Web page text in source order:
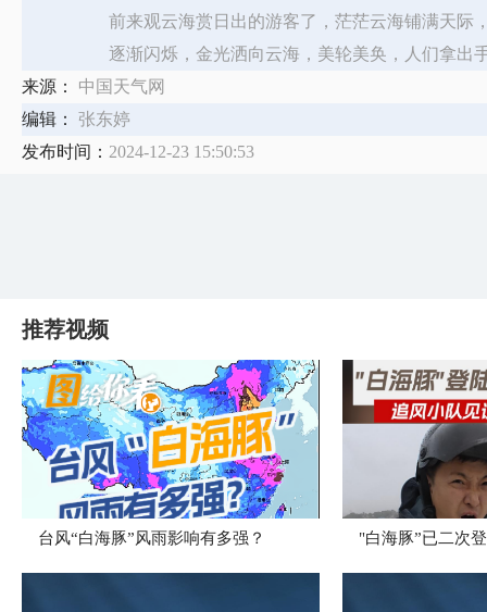
前来观云海赏日出的游客了，茫茫云海铺满天际
逐渐闪烁，金光洒向云海，美轮美奂，人们拿出
来源：
中国天气网
编辑：
张东婷
发布时间： 2024-12-23 15:50:53
推荐视频
台风“白海豚”风雨影响有多强？ "白海豚”已二次